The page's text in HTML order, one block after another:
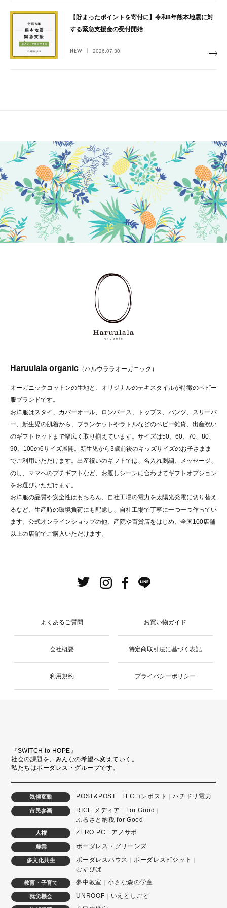
【貯まったポイントを寄付に】令和8年熊本地震に対
する緊急支援金の受付開始
NEW 2026.07.30
Haruulala organic （ハルウララオーガニック）
オーガニックコットンの生地と、オリジナルのテキスタイルが特徴のベビー
服ブランドです。
お洋服はスタイ、カバーオール、ロンパース、トップス、パンツ、スリーパ
ー、新生児の肌着から、ブランケットやラトルなどのベビー雑貨、出産祝い
のギフトセットまで幅広く取り揃えています。サイズは50、60、70、80、
90、100の6サイズ展開。新生児から3歳前後のキッズサイズのお子さまま
でご利用いただけます。出産祝いのギフトでは、名入れ刺繍、メッセージ、
のし、ママへのプチギフトなど、お渡しシーンに合わせてギフトオプション
をお選びいただけます。
お洋服の品質や安全性はもちろん、自社工場の電力を太陽光発電に切り替え
るなど、生産時の環境負荷にも配慮し、自社工場で丁寧に一つ一つ作ってい
ます。公式オンラインショップの他、産院や百貨店をはじめ、全国100店舗
以上の店舗でご購入いただけます。
よくあるご質問 お買い物ガイド
会社概要 特定商取引法に基づく表記
利用規約 プライバシーポリシー
『SWITCH to HOPE』
社会の課題を、みんなの希望へ変えていく。
私たちはボーダレス・グループです。
気候変動 POST&POST LFCコンポスト ハチドリ電力
市民参画 RICE メディア
For Good
ふるさと納税 for Good
人権 ZERO PC アノサポ
農業 ボーダレス・グリーンズ
多文化共生 ボーダレスハウス
ボーダレスビジット
むすびば
教育・子育て 夢中教室 小さな森の学童
就労機会 UNROOF いえとしごと